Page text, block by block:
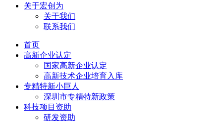
关于宏创为
关于我们
联系我们
首页
高新企业认定
国家高新企业认定
高新技术企业培育入库
专精特新小巨人
深圳市专精特新政策
科技项目资助
研发资助